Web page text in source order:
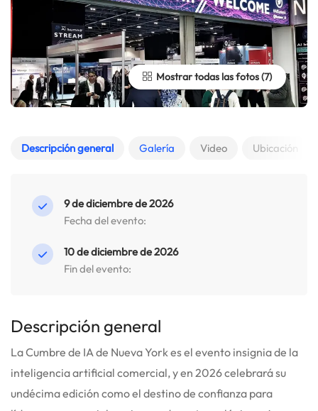
Mostrar todas las fotos
Descripción general Galería Video Ubicación
9 de diciembre de 2026
Fecha del evento:
10 de diciembre de 2026
Fin del evento:
Descripción general
La Cumbre de IA de Nueva York es el evento insignia de la
inteligencia artificial comercial, y en 2026 celebrará su
undécima edición como el destino de confianza para